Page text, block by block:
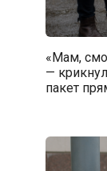
«Мам,
—
пакет